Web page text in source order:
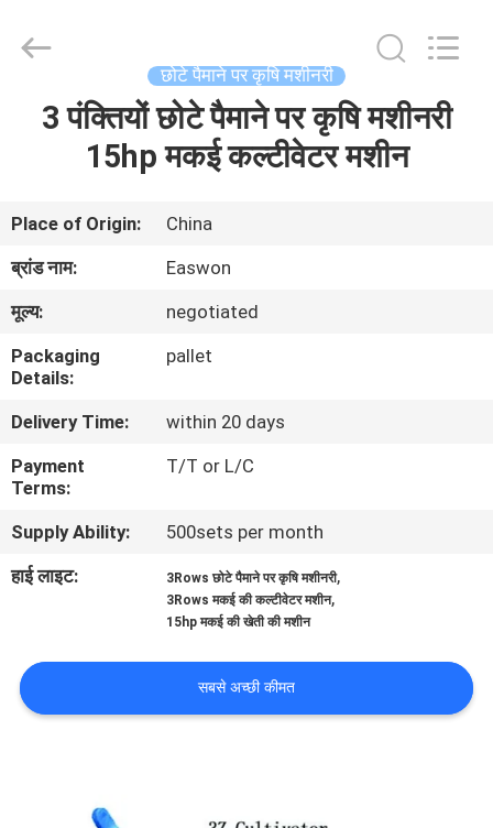
हमारे
बारे
कारखाना
गुणवत्ता
नियंत्रण
करें
Export
Reserved.
छोटे पैमाने पर कृषि मशीनरी
3 पंक्तियों छोटे पैमाने पर कृषि मशीनरी
15hp मकई कल्टीवेटर मशीन
Place of Origin:
China
ब्रांड नाम:
Easwon
मूल्य:
negotiated
Packaging
Details:
pallet
Delivery Time:
within 20 days
Payment
Terms:
T/T or L/C
Supply Ability:
500sets per month
हाई लाइट:
3Rows छोटे पैमाने पर कृषि मशीनरी,
3Rows मकई की कल्टीवेटर मशीन,
15hp मकई की खेती की मशीन
सबसे अच्छी कीमत